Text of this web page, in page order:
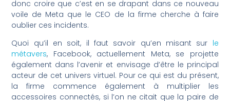
donc croire que c’est en se drapant dans ce nouveau
voile de Meta que le CEO de la firme cherche à faire
oublier ces incidents.
Quoi qu’il en soit, il faut savoir qu’en misant sur le
métavers, Facebook, actuellement Meta, se projette
également dans l’avenir et envisage d’être le principal
acteur de cet univers virtuel. Pour ce qui est du présent,
la firme commence également à multiplier les
accessoires connectés, si l’on ne citait que la paire de